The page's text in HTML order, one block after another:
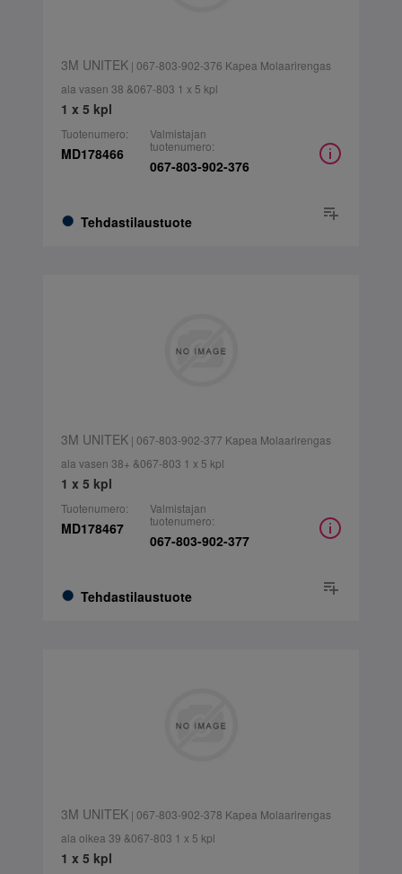
3M UNITEK| 067-803-902-376 Kapea Molaarirengas
ala vasen 38 &067-803 1 x 5 kpl
1 x 5 kpl
Tuotenumero:
MD178466
Tehdastilaustuote
Valmistajan
tuotenumero:
067-803-902-376
3M UNITEK| 067-803-902-377 Kapea Molaarirengas
ala vasen 38+ &067-803 1 x 5 kpl
1 x 5 kpl
Tuotenumero:
MD178467
Tehdastilaustuote
Valmistajan
tuotenumero:
067-803-902-377
3M UNITEK| 067-803-902-378 Kapea Molaarirengas
ala oikea 39 &067-803 1 x 5 kpl
1 x 5 kpl